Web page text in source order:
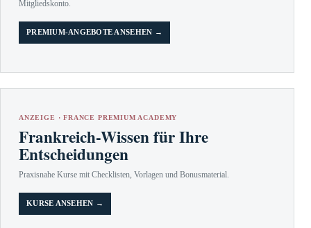
Mitgliedskonto.
PREMIUM-ANGEBOTE ANSEHEN →
ANZEIGE · FRANCE PREMIUM ACADEMY
Frankreich-Wissen für Ihre
Entscheidungen
Praxisnahe Kurse mit Checklisten, Vorlagen und Bonusmaterial.
KURSE ANSEHEN →